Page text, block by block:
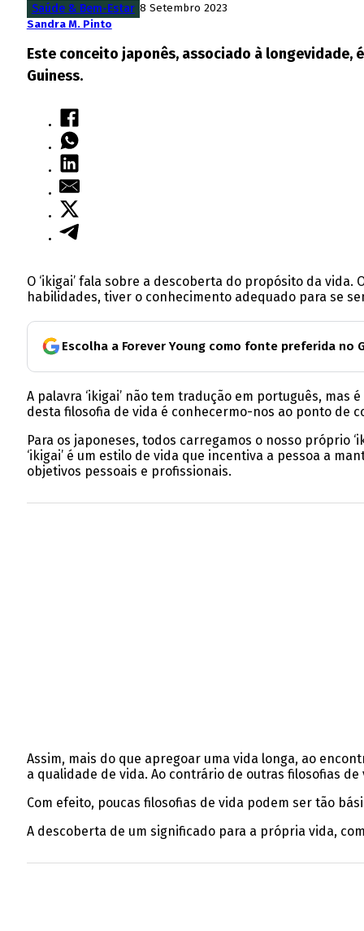
Saúde & Bem-Estar 8 Setembro 2023
Sandra M. Pinto
Este conceito japonês, associado à longevidade,
Guiness.
O ‘ikigai’ fala sobre a descoberta do propósito da
habilidades, tiver o conhecimento adequado para se
Escolha a Forever Young como fonte preferida no
A palavra ‘ikigai’ não tem tradução em português,
desta filosofia de vida é conhecermo-nos ao ponto de
Para os japoneses, todos carregamos o nosso próprio
‘ikigai’ é um estilo de vida que incentiva a pessoa a
objetivos pessoais e profissionais.
Assim, mais do que apregoar uma vida longa, ao
a qualidade de vida. Ao contrário de outras filosofias
Com efeito, poucas filosofias de vida podem ser tão
A descoberta de um significado para a própria vida,